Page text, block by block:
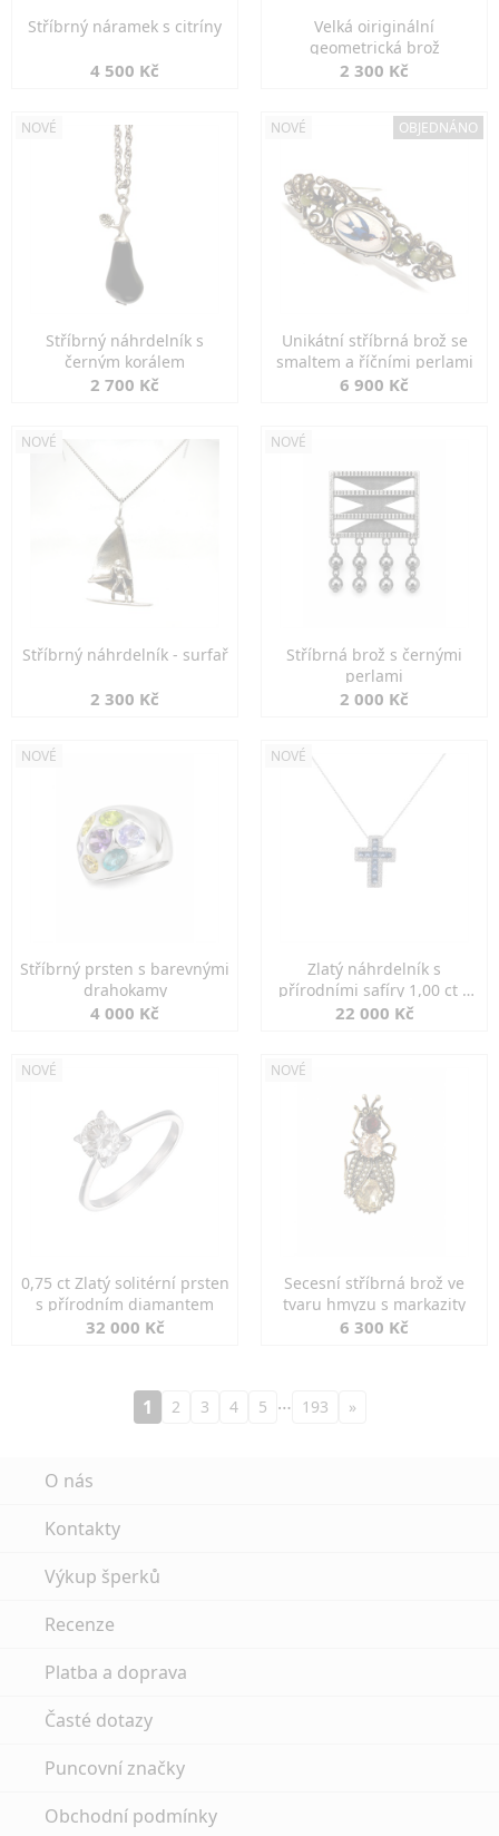
Stříbrný náramek s citríny
4 500 Kč
Velká oiriginální
geometrická brož
2 300 Kč
NOVÉ
Stříbrný náhrdelník s
černým korálem
2 700 Kč
NOVÉ OBJEDNÁNO
Unikátní stříbrná brož se
smaltem a říčními perlami
6 900 Kč
NOVÉ
Stříbrný náhrdelník - surfař
2 300 Kč
NOVÉ
Stříbrná brož s černými
perlami
2 000 Kč
NOVÉ
Stříbrný prsten s barevnými
drahokamy
4 000 Kč
NOVÉ
Zlatý náhrdelník s
přírodními safíry 1,00 ct a
diamanty
22 000 Kč
NOVÉ
0,75 ct Zlatý solitérní prsten
s přírodním diamantem
32 000 Kč
NOVÉ
Secesní stříbrná brož ve
tvaru hmyzu s markazity
6 300 Kč
1 2 3 4 5 … 193 »
O nás
Kontakty
Výkup šperků
Recenze
Platba a doprava
Časté dotazy
Puncovní značky
Obchodní podmínky